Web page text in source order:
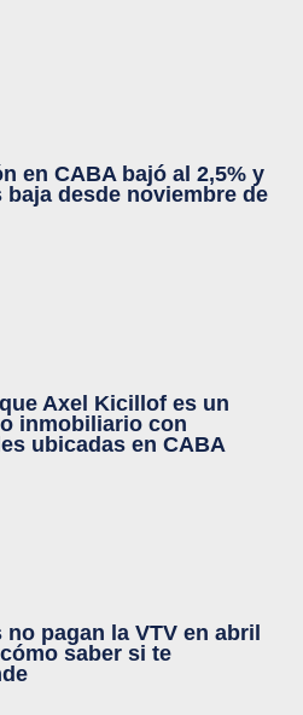
en CABA bajó al 2,5% y
baja desde noviembre de
Axel Kicillof es un
inmobiliario con
ubicadas en CABA
pagan la VTV en abril
saber si te